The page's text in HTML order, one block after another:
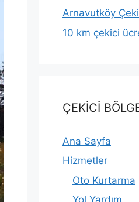
Arnavutköy
10 km çekici
ÇEKİCİ
Ana Sayfa
Hizmetler
Oto Kurtarma
Yol Yardım